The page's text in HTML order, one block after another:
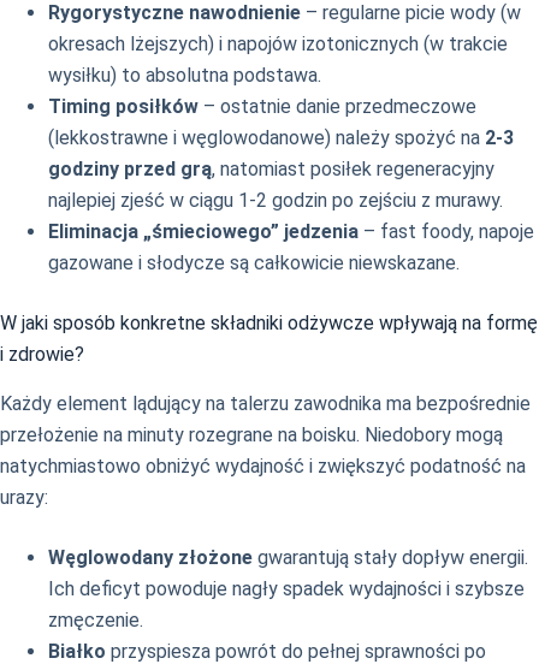
Rygorystyczne nawodnienie – regularne picie wody (w
okresach lżejszych) i napojów izotonicznych (w trakcie
wysiłku) to absolutna podstawa.
Timing posiłków – ostatnie danie przedmeczowe
(lekkostrawne i węglowodanowe) należy spożyć na 2-3
godziny przed grą, natomiast posiłek regeneracyjny
najlepiej zjeść w ciągu 1-2 godzin po zejściu z murawy.
Eliminacja „śmieciowego” jedzenia – fast foody, napoje
gazowane i słodycze są całkowicie niewskazane.
W jaki sposób konkretne składniki odżywcze wpływają na formę
i zdrowie?
Każdy element lądujący na talerzu zawodnika ma bezpośrednie
przełożenie na minuty rozegrane na boisku. Niedobory mogą
natychmiastowo obniżyć wydajność i zwiększyć podatność na
urazy:
Węglowodany złożone gwarantują stały dopływ energii.
Ich deficyt powoduje nagły spadek wydajności i szybsze
zmęczenie.
Białko przyspiesza powrót do pełnej sprawności po